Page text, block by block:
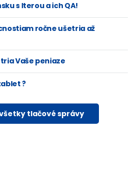
s Iterou a ich QA!
ročne ušetria až
Vaše peniaze
?
tlačové správy